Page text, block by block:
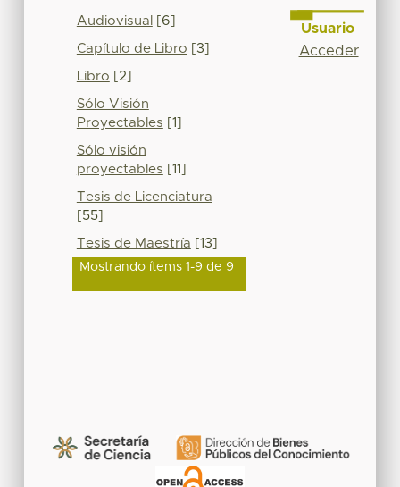
Audiovisual [6]
Capítulo de Libro [3]
Libro [2]
Sólo Visión
Proyectables [1]
Sólo visión
proyectables [11]
Tesis de Licenciatura
[55]
Tesis de Maestría [13]
Mostrando ítems 1-9 de 9
Usuario
Acceder